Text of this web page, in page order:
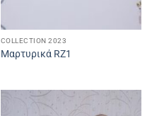
COLLECTION 2023
Μαρτυρικά RZ1